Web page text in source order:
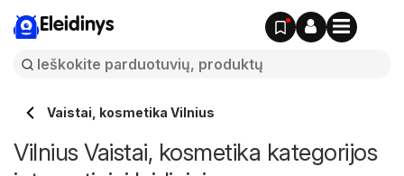
Eleidinys
Vaistai, kosmetika Vilnius
Vilnius Vaistai, kosmetika kategorijos